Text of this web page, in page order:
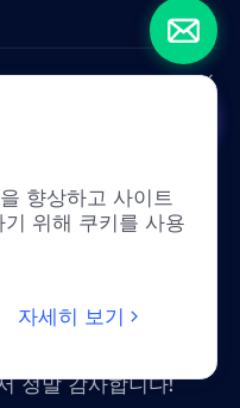
향상하고 사이트
위해 쿠키를 사용
자세히 보기
정말 감사합니다!